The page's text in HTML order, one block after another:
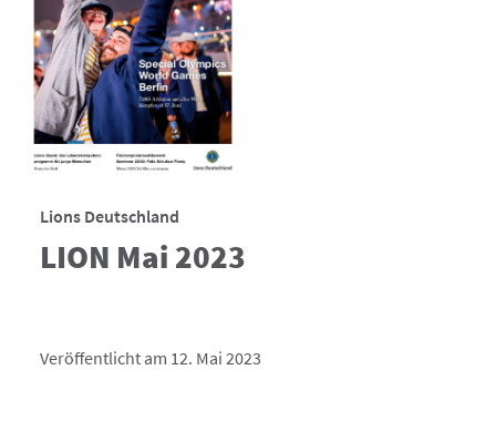
Lions Deutschland
LION Mai 2023
Veröffentlicht am 12. Mai 2023